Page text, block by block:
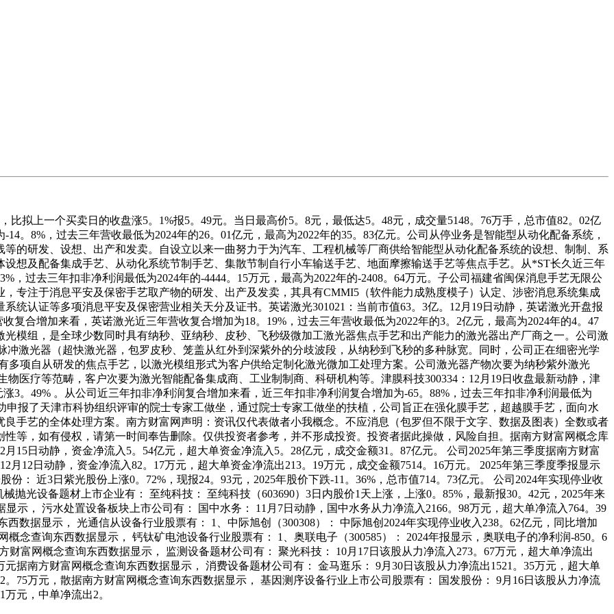
上一个买卖日的收盘涨5。1%报5。49元。当日最高价5。8元，最低达5。48元，成交量5148。76万手，总市值82。02亿
。8%，过去三年营收最低为2024年的26。01亿元，最高为2022年的35。83亿元。公司从停业务是智能型从动化配备系统，
的研发、设想、出产和发卖。自设立以来一曲努力于为汽车、工程机械等厂商供给智能型从动化配备系统的设想、制制、系
想及配备集成手艺、从动化系统节制手艺、集散节制自行小车输送手艺、地面摩擦输送手艺等焦点手艺。从*ST长久近三年
，过去三年扣非净利润最低为2024年的-4444。15万元，最高为2022年的-2408。64万元。子公司福建省闽保消息手艺无限公
专注于消息平安及保密手艺取产物的研发、出产及发卖，其具有CMMI5（软件能力成熟度模子）认定、涉密消息系统集成
统认证等多项消息平安及保密营业相关天分及证书。英诺激光301021：当前市值63。3亿。12月19日动静，英诺激光开盘报
复合增加来看，英诺激光近三年营收复合增加为18。19%，过去三年营收最低为2022年的3。2亿元，最高为2024年的4。47
模组，是全球少数同时具有纳秒、亚纳秒、皮秒、飞秒级微加工激光器焦点手艺和出产能力的激光器出产厂商之一。公司激
冲激光器（超快激光器，包罗皮秒、笼盖从红外到深紫外的分歧波段，从纳秒到飞秒的多种脉宽。同时，公司正在细密光学
项自从研发的焦点手艺，以激光模组形式为客户供给定制化激光微加工处理方案。公司激光器产物次要为纳秒紫外激光
医疗等范畴，客户次要为激光智能配备集成商、工业制制商、科研机构等。津膜科技300334：12月19日收盘最新动静，津
3。49% 。从公司近三年扣非净利润复合增加来看，近三年扣非净利润复合增加为-65。88%，过去三年扣非净利润最低为
申报了天津市科协组织评审的院士专家工做坐，通过院士专家工做坐的扶植，公司旨正在强化膜手艺，超越膜手艺，面向水
手艺的全体处理方案。南方财富网声明：资讯仅代表做者小我概念。不应消息（包罗但不限于文字、数据及图表）全数或者
等，如有侵权，请第一时间奉告删除。仅供投资者参考，并不形成投资。投资者据此操做，风险自担。据南方财富网概念库
15日动静，资金净流入5。54亿元，超大单资金净流入5。28亿元，成交金额31。87亿元。 公司2025年第三季度据南方财富
月12日动静，资金净流入82。17万元，超大单资金净流出213。19万元，成交金额7514。16万元。 2025年第三季度季报显示
： 近3日紫光股份上涨0。72%，现报24。93元，2025年股价下跌-11。36%，总市值714。73亿元。 公司2024年实现停业收
抛光设备题材上市企业有： 至纯科技： 至纯科技（603690）3日内股价1天上涨，上涨0。85%，最新报30。42元，2025年来
示， 污水处置设备板块上市公司有： 国中水务： 11月7日动静，国中水务从力净流入2166。98万元，超大单净流入764。39
数据显示， 光通信从设备行业股票有： 1、中际旭创（300308）： 中际旭创2024年实现停业收入238。62亿元，同比增加
概念查询东西数据显示， 钙钛矿电池设备行业股票有： 1、奥联电子（300585）： 2024年报显示，奥联电子的净利润-850。6
财富网概念查询东西数据显示， 监测设备题材公司有： 聚光科技： 10月17日该股从力净流入273。67万元，超大单净流出
元据南方财富网概念查询东西数据显示， 消费设备题材公司有： 金马逛乐： 9月30日该股从力净流出1521。35万元，超大单
。75万元，散据南方财富网概念查询东西数据显示， 基因测序设备行业上市公司股票有： 国发股份： 9月16日该股从力净流
元，中单净流出2。